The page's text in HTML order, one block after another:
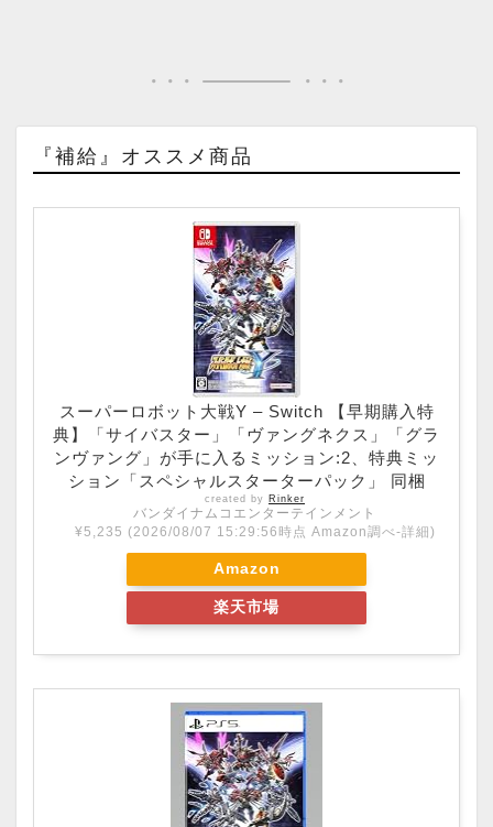
『補給』オススメ商品
スーパーロボット大戦Y – Switch 【早期購入特
典】「サイバスター」「ヴァングネクス」「グラ
ンヴァング」が手に入るミッション:2、特典ミッ
ション「スペシャルスターターパック」 同梱
created by Rinker
バンダイナムコエンターテインメント
¥5,235 (2026/08/07 15:29:56時点 Amazon調べ-詳細)
Amazon
楽天市場